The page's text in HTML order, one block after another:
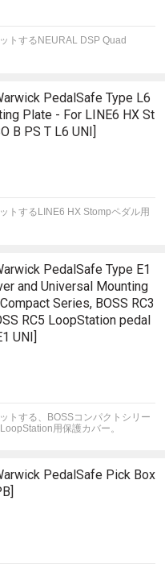
トするNEURAL DSP Quad
PedalSafe Type L6
Plate - For LINE6 HX St
B PS T L6 UNI]
トするLINE6 HX Stompペダル用
PedalSafe Type E1
and Universal Mounting
Series, BOSS RC3
RC5 LoopStation pedal
UNI]
トする、BOSSコンパクトシリー
用保護カバー。
PedalSafe Pick Box